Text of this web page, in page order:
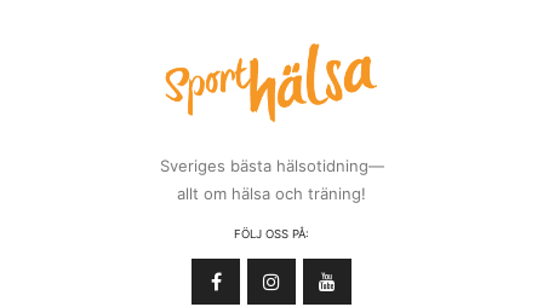
Sveriges bästa hälsotidning—
allt om hälsa och träning!
FÖLJ OSS PÅ: